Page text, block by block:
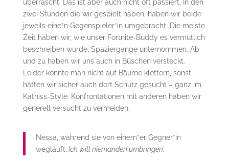
überrascht. Das ist aber auch nicht oft passiert. In den
zwei Stunden die wir gespielt haben, haben wir beide
jeweils eine*n Gegenspieler*in umgebracht. Die meiste
Zeit haben wir, wie unser Fortnite-Buddy es vermutlich
beschreiben würde, Spaziergänge unternommen. Ab
und zu haben wir uns auch in Büschen versteckt.
Leider konnte man nicht auf Bäume klettern, sonst
hätten wir sicher auch dort Schutz gesucht – ganz im
Katniss-Style. Konfrontationen mit anderen haben wir
generell versucht zu vermeiden.
Nessa, während sie von einem*er Gegner*in
wegläuft: Ich will niemanden umbringen.